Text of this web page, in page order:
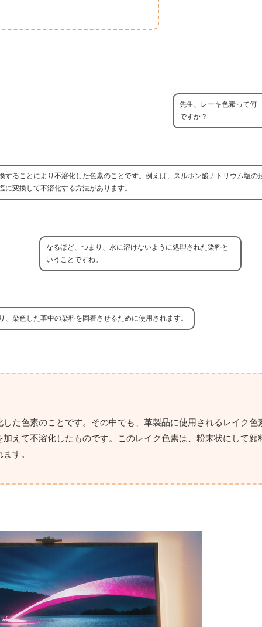
先生、レーキ色素って何
ですか？
することにより不溶化した色素のことです。例えば、スルホン酸ナトリウム塩の
変換して不溶化する方法があります。
なるほど、つまり、水に溶けないように処理された染料と
いうことですね。
染色した革中の染料を固着させるために使用されます。
た色素のことです。その中でも、革製品に使用されるレイク色
えて不溶化したものです。このレイク色素は、粉末状にして顔
す。